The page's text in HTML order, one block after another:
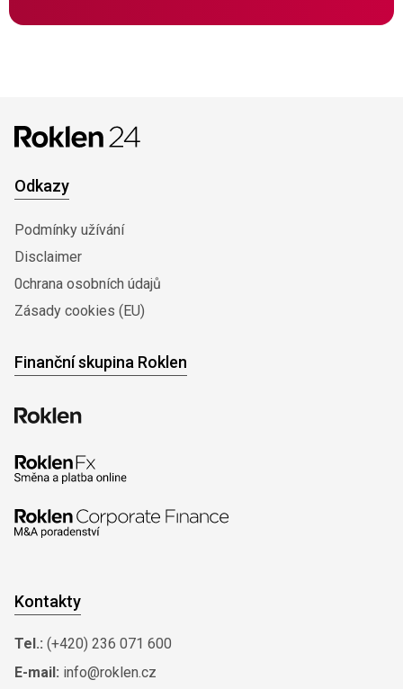
Odkazy
Podmínky užívání
Disclaimer
0chrana osobních údajů
Zásady cookies (EU)
Finanční skupina Roklen
Kontakty
Tel.: (+420) 236 071 600
E-mail: info@roklen.cz